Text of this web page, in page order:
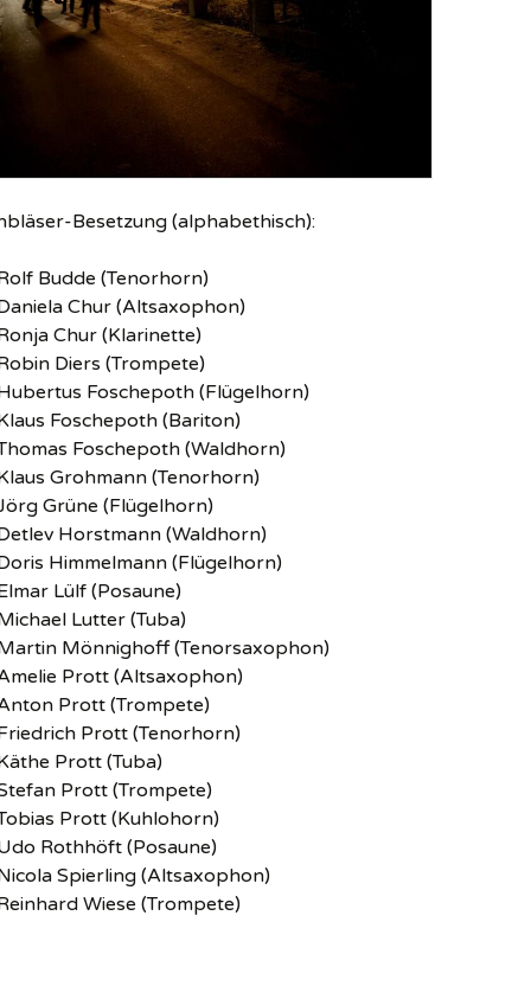
Besetzung (alphabethisch):
Budde (Tenorhorn)
Chur (Altsaxophon)
Chur (Klarinette)
Diers (Trompete)
Foschepoth (Flügelhorn)
Foschepoth (Bariton)
Foschepoth (Waldhorn)
Grohmann (Tenorhorn)
Grüne (Flügelhorn)
Horstmann (Waldhorn)
Himmelmann (Flügelhorn)
Lülf (Posaune)
Lutter (Tuba)
Mönnighoff (Tenorsaxophon)
Prott (Altsaxophon)
Prott (Trompete)
Prott (Tenorhorn)
Prott (Tuba)
Prott (Trompete)
Prott (Kuhlohorn)
Rothhöft (Posaune)
Spierling (Altsaxophon)
Wiese (Trompete)